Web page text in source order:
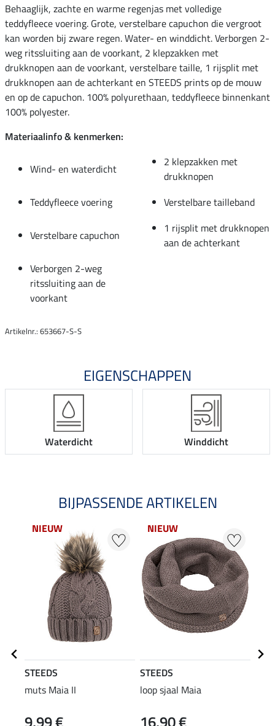
Behaaglijk, zachte en warme regenjas met volledige
teddyfleece voering. Grote, verstelbare capuchon die vergroot
kan worden bij zware regen. Water- en winddicht. Verborgen 2-
weg ritssluiting aan de voorkant, 2 klepzakken met
drukknopen aan de voorkant, verstelbare taille, 1 rijsplit met
drukknopen aan de achterkant en STEEDS prints op de mouw
en op de capuchon. 100% polyurethaan, teddyfleece binnenkant
100% polyester.
Materiaalinfo & kenmerken:
Wind- en waterdicht
2 klepzakken met
drukknopen
Teddyfleece voering
Verstelbare tailleband
Verstelbare capuchon
1 rijsplit met drukknopen
aan de achterkant
Verborgen 2-weg
ritssluiting aan de
voorkant
Artikelnr.: 653667-S-S
EIGENSCHAPPEN
Waterdicht Winddicht
BIJPASSENDE ARTIKELEN
NIEUW
STEEDS
muts Maia II
NIEUW
STEEDS
loop sjaal Maia